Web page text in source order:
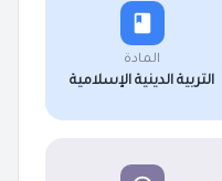
المادة
التربية الدينية الإسلامية